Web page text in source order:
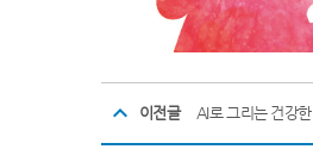
이전글 AI로 그리는 건강